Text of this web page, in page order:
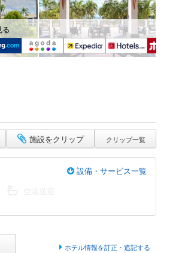
る
施設をクリップ クリップ一覧
設備・サービス一覧
ホテル情報を訂正・追記する